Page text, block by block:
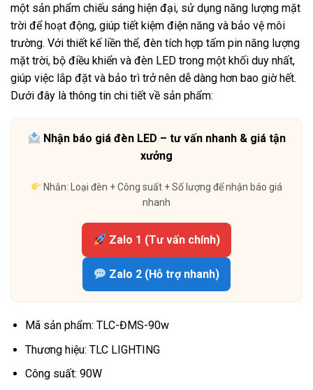
một sản phẩm chiếu sáng hiện đại, sử dụng năng lượng mặt
trời để hoạt động, giúp tiết kiệm điện năng và bảo vệ môi
trường. Với thiết kế liền thể, đèn tích hợp tấm pin năng lượng
mặt trời, bộ điều khiển và đèn LED trong một khối duy nhất,
giúp việc lắp đặt và bảo trì trở nên dễ dàng hơn bao giờ hết.
Dưới đây là thông tin chi tiết về sản phẩm:
Nhận báo giá đèn LED – tư vấn nhanh & giá tận
xưởng
Nhắn: Loại đèn + Công suất + Số lượng để nhận báo giá
nhanh
Zalo 1 (Tư vấn chính)
Zalo 2 (Hỗ trợ nhanh)
Mã sản phẩm: TLC-ĐMS-90w
Thương hiệu: TLC LIGHTING
Công suất: 90W